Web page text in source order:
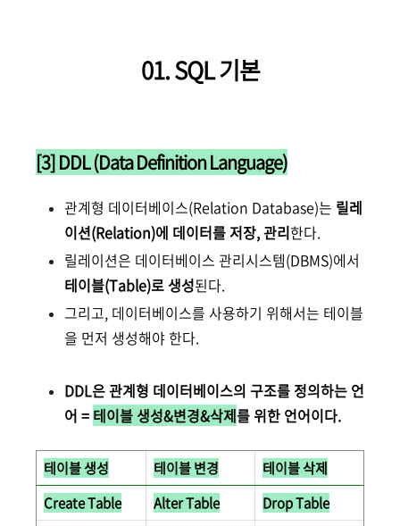
01. SQL 기본
[3] DDL (Data Definition Language)
관계형 데이터베이스(Relation Database)는 릴레
이션(Relation)에 데이터를 저장, 관리한다.
릴레이션은 데이터베이스 관리시스템(DBMS)에서
테이블(Table)로 생성된다.
그리고, 데이터베이스를 사용하기 위해서는 테이블
을 먼저 생성해야 한다.
DDL은 관계형 데이터베이스의 구조를 정의하는 언
어 = 테이블 생성&변경&삭제를 위한 언어이다.
테이블 생성 테이블 변경
테이블 삭제
Create Table
Alter Table Drop Table